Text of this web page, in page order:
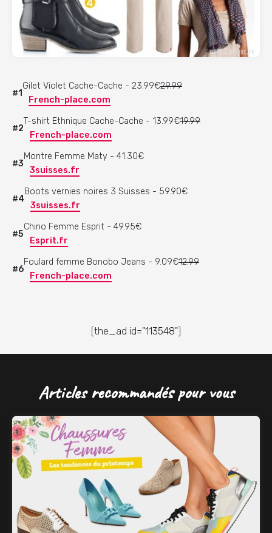
#1
Gilet Violet Cache-Cache - 23.99€29.99
French-place.com
#2
T-shirt Ethnique Cache-Cache - 13.99€19.99
French-place.com
#3
Montre Femme Maty - 41.30€
3suisses.fr
#4
Boots vernies noires 3 Suisses - 59.90€
3suisses.fr
#5
Chino Femme Esprit - 49.95€
Esprit.fr
#6
Foulard femme Bonobo Jeans - 9.09€12.99
French-place.com
[the_ad id="113548"]
Articles recommandés pour vous